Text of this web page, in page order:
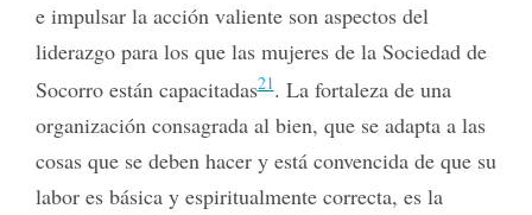
e impulsar la acción valiente son aspectos del
liderazgo para los que las mujeres de la Sociedad de
Socorro están capacitadas21. La fortaleza de una
organización consagrada al bien, que se adapta a las
cosas que se deben hacer y está convencida de que su
labor es básica y espiritualmente correcta, es la